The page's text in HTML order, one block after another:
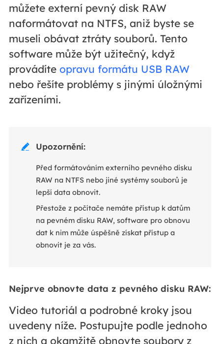
můžete externí pevný disk RAW
naformátovat na NTFS, aniž byste se
museli obávat ztráty souborů. Tento
software může být užitečný, když
provádíte opravu formátu USB RAW
nebo řešíte problémy s jinými úložnými
zařízeními.
 Upozornění:
Před formátováním externího pevného disku
RAW na NTFS nebo jiné systémy souborů je
lepší data obnovit.
Přestože z počítače nemáte přístup k datům
na pevném disku RAW, software pro obnovu
dat k nim může úspěšně získat přístup a
obnovit je za vás.
Nejprve obnovte data z pevného disku RAW:
Video tutoriál a podrobné kroky jsou
uvedeny níže. Postupujte podle jednoho
z nich a okamžitě obnovte soubory z